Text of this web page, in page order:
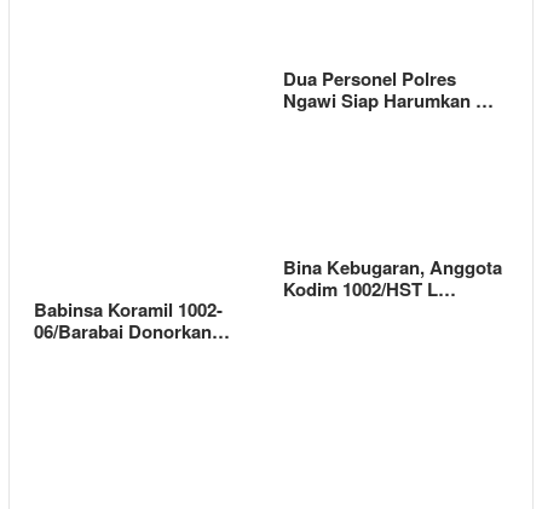
Dua Personel Polres
Ngawi Siap Harumkan …
Babinsa Koramil 1002-
06/Barabai Donorkan…
Bina Kebugaran, Anggota
Kodim 1002/HST L…